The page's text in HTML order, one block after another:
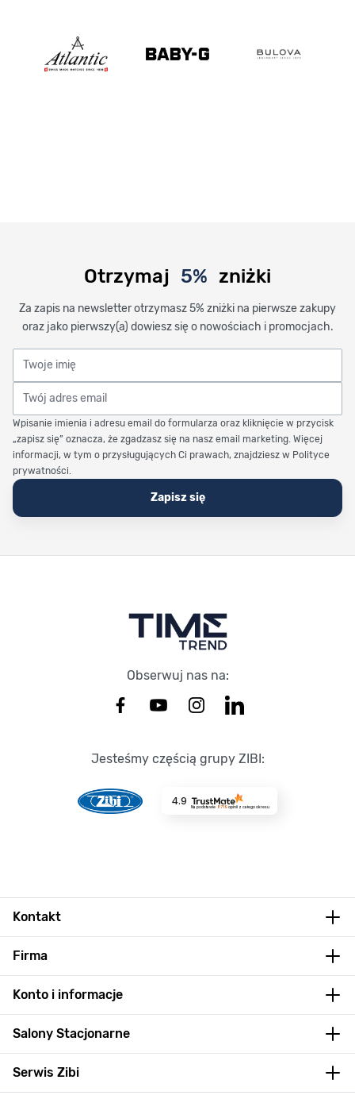
Otrzymaj 5% zniżki
Za zapis na newsletter otrzymasz 5% zniżki na pierwsze zakupy
oraz jako pierwszy(a) dowiesz się o nowościach i promocjach.
Twoje imię
Twój adres email
Wpisanie imienia i adresu email do formularza oraz kliknięcie w przycisk
„zapisz się” oznacza, że zgadzasz się na nasz email marketing. Więcej
informacji, w tym o przysługujących Ci prawach, znajdziesz w Polityce
prywatności.
Zapisz się
Obserwuj nas na:
Jesteśmy częścią grupy ZIBI:
4.9
Na podstawie 8719opinii z całego okresu
Kontakt
Firma
Konto i informacje
Salony Stacjonarne
Serwis Zibi